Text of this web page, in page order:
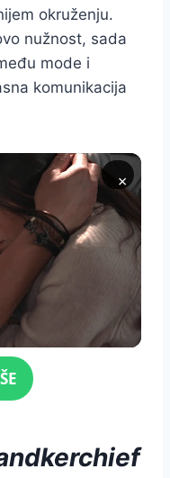
okruženju.
nužnost, sada
mode i
komunikacija
×